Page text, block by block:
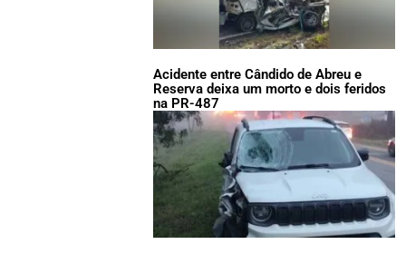
Acidente entre Cândido de Abreu e
Reserva deixa um morto e dois feridos
na PR-487